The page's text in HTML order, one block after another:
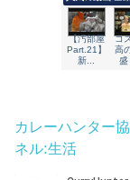
カレーハンター
ネル:生活